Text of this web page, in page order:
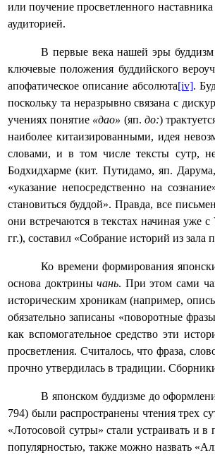
или поучение просветленного
аудиторией.
В первые века нашей эры
ключевые положения буддийского
апофатическое описание абсолюта[iv].
поскольку та неразрывно связана с
учениях понятие «дао» (яп. до:)
наиболее китаизированными, идея
словами, и в том числе тексты сутр,
Бодхидхарме (кит. Путидамо, яп.
«указание непосредственно на
становиться буддой». Правда, все
они встречаются в текстах начиная уже с
гг.), составил «Собрание историй из зала
Ко времени формирования
основа доктринычань. При этом сами
историческим хроникам (например,
обязательно записаны «поворотные
как вспомогательное средство эти
просветления. Считалось, что фраза,
прочно утвердилась в традиции.
В японском буддизме до
794) были распространены чтения трех
«Лотосовой сутры» стали устраивать и
популярностью, также можно назвать